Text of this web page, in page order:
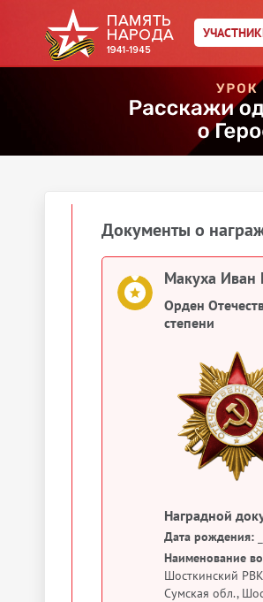
Макуха Иван
Орден
Макуха Иван
Медаль «За
Документы о
Макуха Иван
Орден
степени
Наградной
Дата рождения:
Наименование
Шосткинский
Сумская обл.,